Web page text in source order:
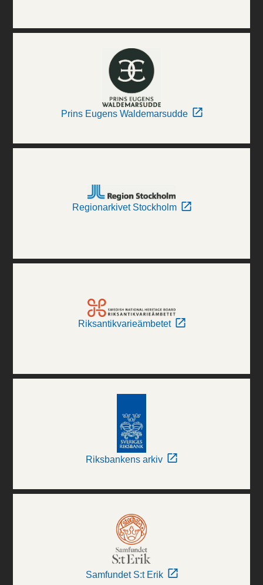
Prins Eugens Waldemarsudde
Regionarkivet Stockholm
Riksantikvarieämbetet
Riksbankens arkiv
Samfundet S:t Erik